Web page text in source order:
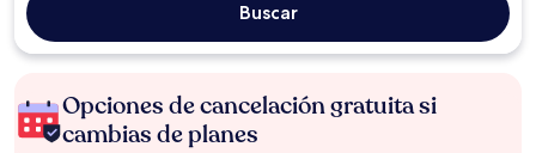
Buscar
Opciones de cancelación gratuita si
cambias de planes